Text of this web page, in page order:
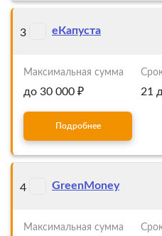
3 еКапуста
Максимальная сумма
до 30 000 ₽ 21
Подробнее
4 GreenMoney
Максимальная сумма